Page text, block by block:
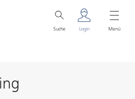
Suche Login Menü